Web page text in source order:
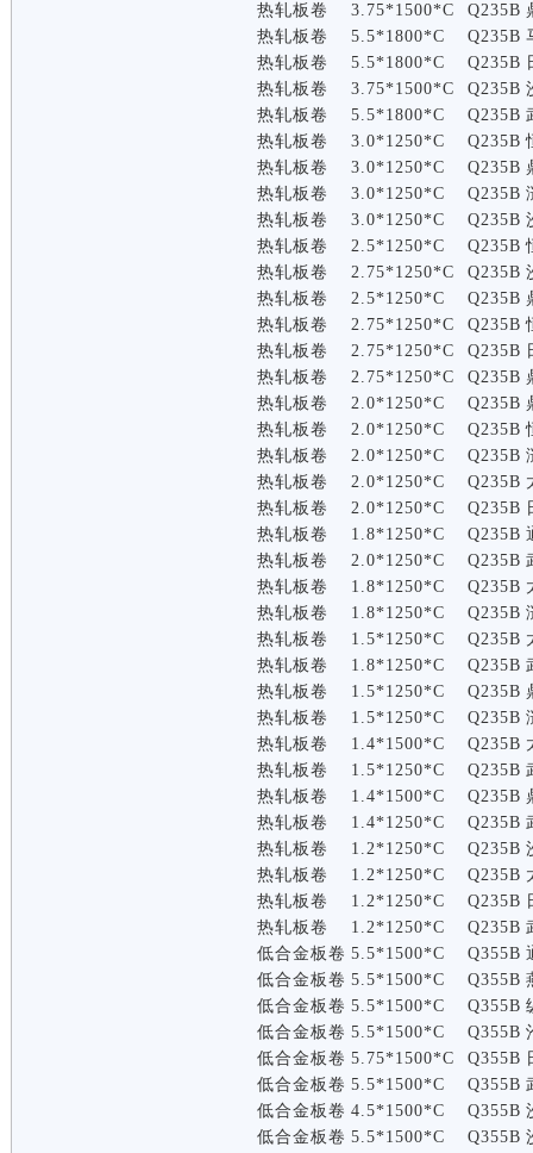
热轧板卷
3.75*1500*C Q235B
热轧板卷
5.5*1800*C Q235B
热轧板卷
5.5*1800*C Q235B
热轧板卷
3.75*1500*C Q235B
热轧板卷
5.5*1800*C Q235B
热轧板卷
3.0*1250*C Q235B
热轧板卷
3.0*1250*C Q235B
热轧板卷
3.0*1250*C Q235B
热轧板卷
3.0*1250*C Q235B
热轧板卷
2.5*1250*C Q235B
热轧板卷
2.75*1250*C Q235B
热轧板卷
2.5*1250*C Q235B
热轧板卷
2.75*1250*C Q235B
热轧板卷
2.75*1250*C Q235B
热轧板卷
2.75*1250*C Q235B
热轧板卷
2.0*1250*C Q235B
热轧板卷
2.0*1250*C Q235B
热轧板卷
2.0*1250*C Q235B
热轧板卷
2.0*1250*C Q235B
热轧板卷
2.0*1250*C Q235B
热轧板卷
1.8*1250*C Q235B
热轧板卷
2.0*1250*C Q235B
热轧板卷
1.8*1250*C Q235B
热轧板卷
1.8*1250*C Q235B
热轧板卷
1.5*1250*C Q235B
热轧板卷
1.8*1250*C Q235B
热轧板卷
1.5*1250*C Q235B
热轧板卷
1.5*1250*C Q235B
热轧板卷
1.4*1500*C Q235B
热轧板卷
1.5*1250*C Q235B
热轧板卷
1.4*1500*C Q235B
热轧板卷
1.4*1250*C Q235B
热轧板卷
1.2*1250*C Q235B
热轧板卷
1.2*1250*C Q235B
热轧板卷
1.2*1250*C Q235B
热轧板卷
1.2*1250*C Q235B
低合金板卷 5.5*1500*C Q355B
低合金板卷 5.5*1500*C Q355B
低合金板卷 5.5*1500*C Q355B
低合金板卷 5.5*1500*C Q355B
低合金板卷 5.75*1500*C Q355B
低合金板卷 5.5*1500*C Q355B
低合金板卷 4.5*1500*C Q355B
低合金板卷 5.5*1500*C Q355B